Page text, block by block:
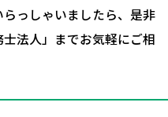
っしゃいましたら、是非
法人」までお気軽にご相